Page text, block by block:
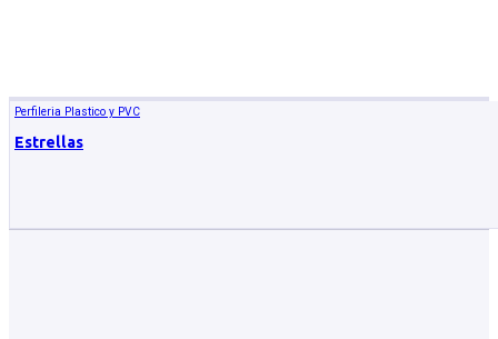
Perfileria Plastico y PVC
Estrellas